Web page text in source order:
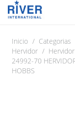
Inicio / Categorias
Hervidor /
24992-70
HOBBS